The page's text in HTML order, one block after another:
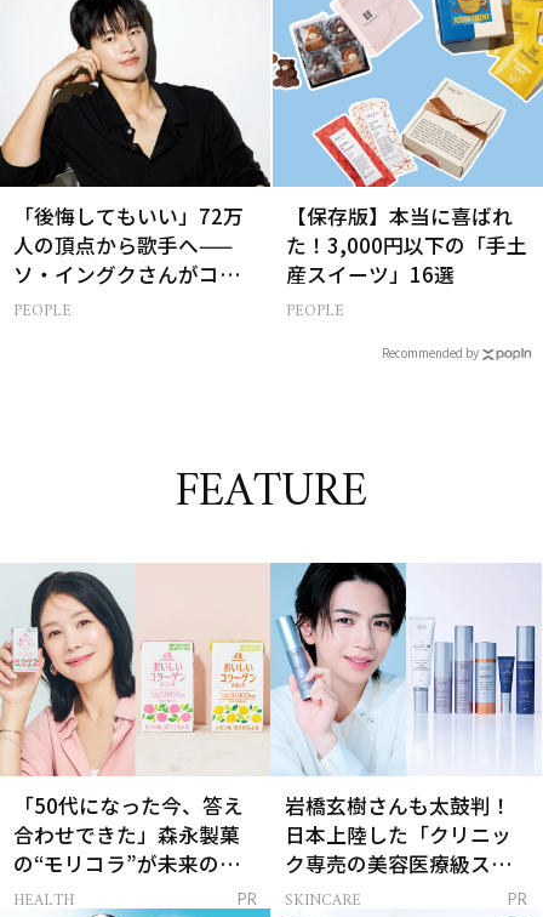
「後悔してもいい」72万
人の頂点から歌手へ——
ソ・イングクさんがコツ
コツ頑張れる原動力とは
PEOPLE
【保存版】本当に喜ばれ
た！3,000円以下の「手土
産スイーツ」16選
PEOPLE
Recommended by
FEATURE
「50代になった今、答え
合わせできた」森永製菓
の“モリコラ”が未来のキ
レイを連れてくる！
HEALTH PR
岩橋玄樹さんも太鼓判！
日本上陸した「クリニッ
ク専売の美容医療級スキ
ンケア」
SKINCARE PR